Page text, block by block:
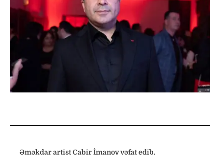
Əməkdar artist Cabir İmanov vəfat edib.